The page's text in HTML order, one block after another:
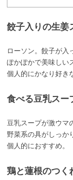
餃子入りの生姜
ローソン。餃子が入
ぽかぽかで美味しい
個人的にかなり好き
食べる豆乳スー
豆乳スープが激ウマ
野菜系の具がしっか
個人的におすすめ。
鶏と蓮根のつく